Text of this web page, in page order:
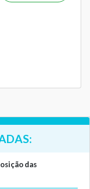
das